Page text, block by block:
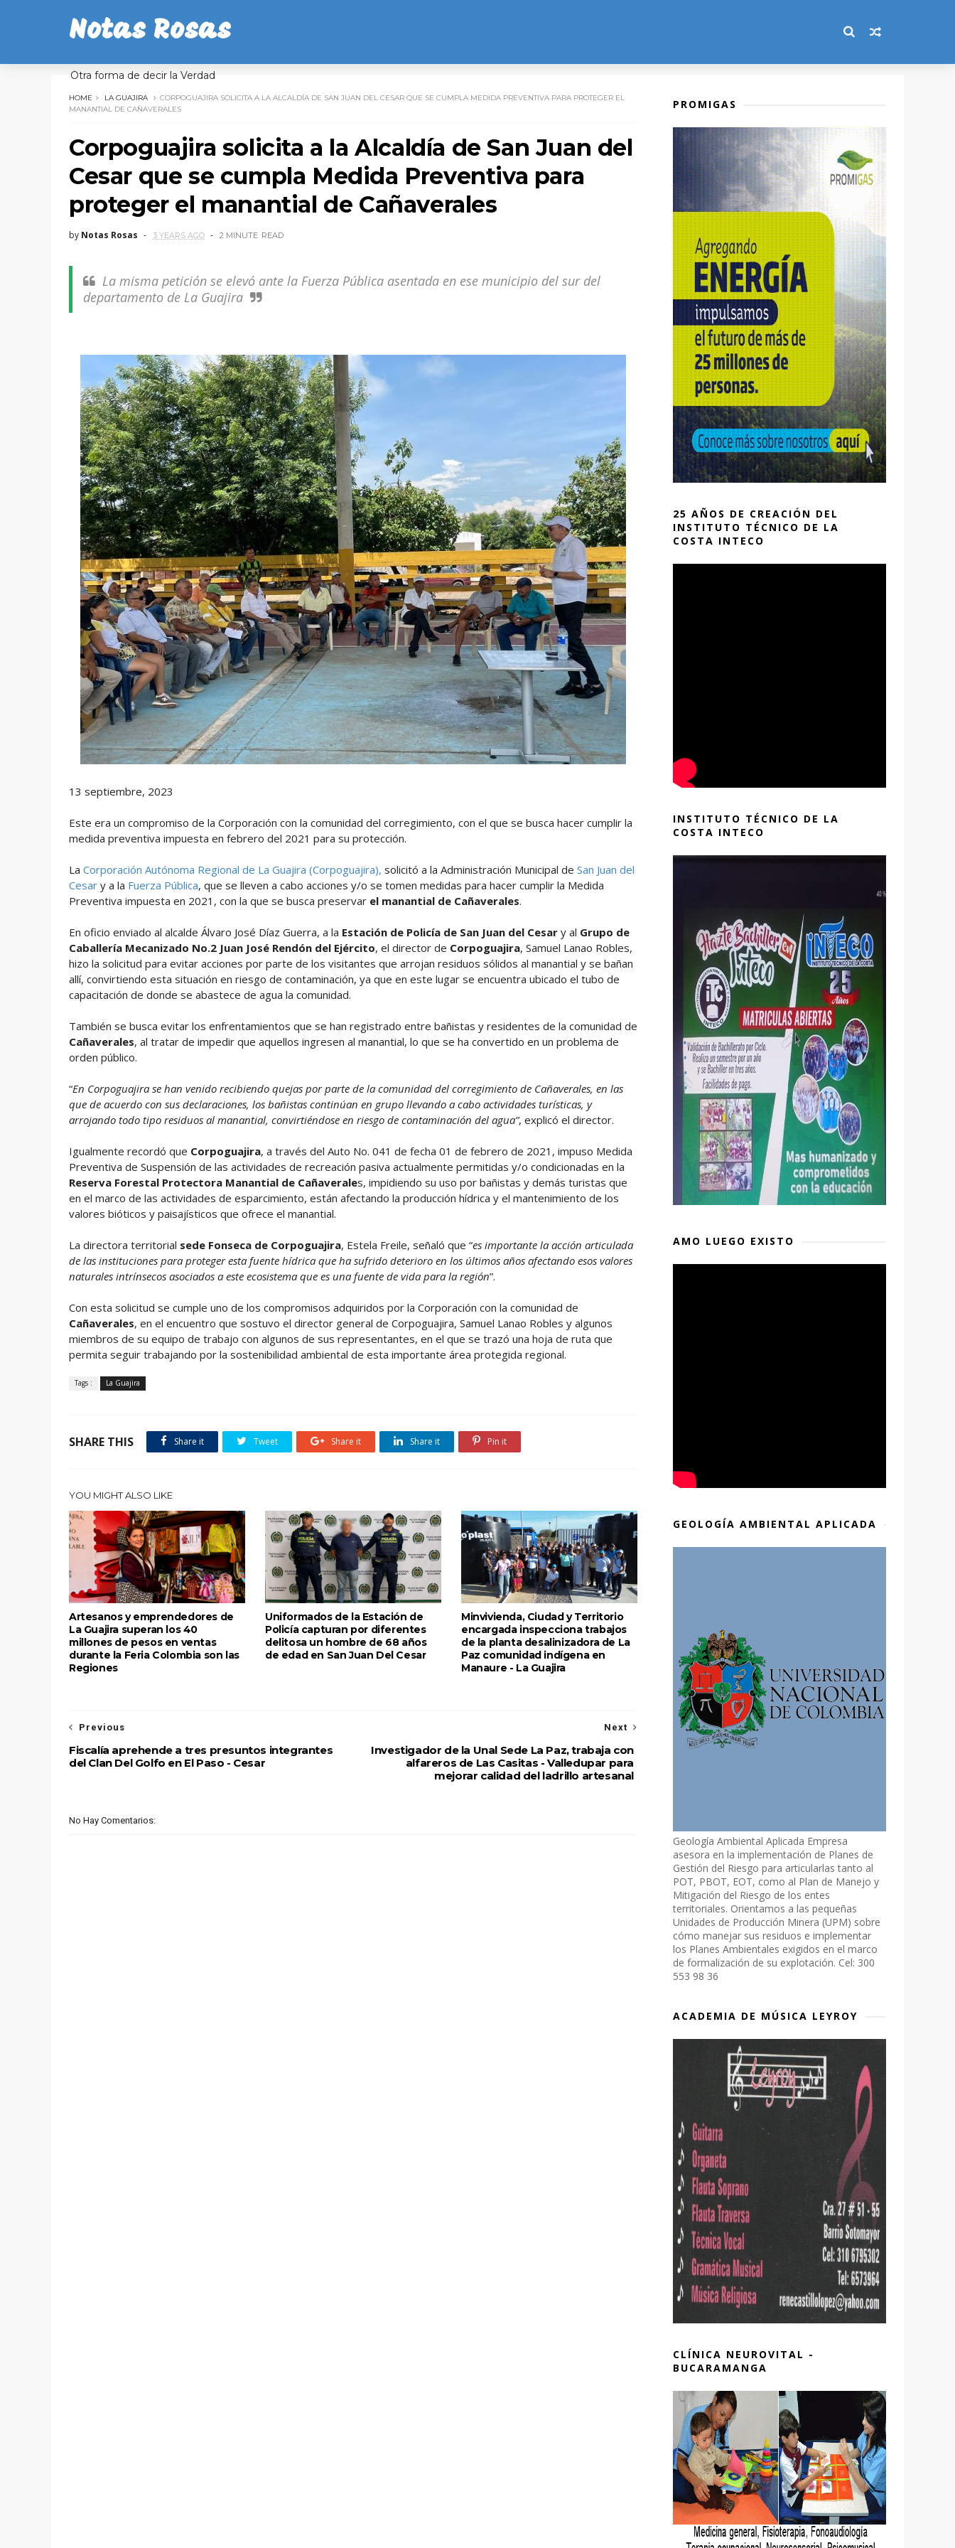
Notas Rosas
Otra forma de decir la Verdad
HOME LA GUAJIRA
CORPOGUAJIRA SOLICITA A LA ALCALDÍA DE SAN JUAN DEL CESAR QUE SE CUMPLA MEDIDA PREVENTIVA PARA PROTEGER EL
MANANTIAL DE CAÑAVERALES
Corpoguajira solicita a la Alcaldía de San Juan del
Cesar que se cumpla Medida Preventiva para
proteger el manantial de Cañaverales
by Notas Rosas 3 YEARS AGO 2 MINUTE READ
La misma petición se elevó ante la Fuerza Pública asentada en ese municipio del sur del
departamento de La Guajira
13 septiembre, 2023
Este era un compromiso de la Corporación con la comunidad del corregimiento, con el que se busca hacer cumplir la
medida preventiva impuesta en febrero del 2021 para su protección.
La Corporación Autónoma Regional de La Guajira (Corpoguajira), solicitó a la Administración Municipal de San Juan del
Cesar y a la Fuerza Pública, que se lleven a cabo acciones y/o se tomen medidas para hacer cumplir la Medida
Preventiva impuesta en 2021, con la que se busca preservar el manantial de Cañaverales.
En oficio enviado al alcalde Álvaro José Díaz Guerra, a la Estación de Policía de San Juan del Cesar y al Grupo de
Caballería Mecanizado No.2 Juan José Rendón del Ejército, el director de Corpoguajira, Samuel Lanao Robles,
hizo la solicitud para evitar acciones por parte de los visitantes que arrojan residuos sólidos al manantial y se bañan
allí, convirtiendo esta situación en riesgo de contaminación, ya que en este lugar se encuentra ubicado el tubo de
capacitación de donde se abastece de agua la comunidad.
También se busca evitar los enfrentamientos que se han registrado entre bañistas y residentes de la comunidad de
Cañaverales, al tratar de impedir que aquellos ingresen al manantial, lo que se ha convertido en un problema de
orden público.
“En Corpoguajira se han venido recibiendo quejas por parte de la comunidad del corregimiento de Cañaverales, en las
que de acuerdo con sus declaraciones, los bañistas continúan en grupo llevando a cabo actividades turísticas, y
arrojando todo tipo residuos al manantial, convirtiéndose en riesgo de contaminación del agua”, explicó el director.
Igualmente recordó que Corpoguajira, a través del Auto No. 041 de fecha 01 de febrero de 2021, impuso Medida
Preventiva de Suspensión de las actividades de recreación pasiva actualmente permitidas y/o condicionadas en la
Reserva Forestal Protectora Manantial de Cañaverales, impidiendo su uso por bañistas y demás turistas que
en el marco de las actividades de esparcimiento, están afectando la producción hídrica y el mantenimiento de los
valores bióticos y paisajísticos que ofrece el manantial.
La directora territorial sede Fonseca de Corpoguajira, Estela Freile, señaló que “es importante la acción articulada
de las instituciones para proteger esta fuente hídrica que ha sufrido deterioro en los últimos años afectando esos valores
naturales intrínsecos asociados a este ecosistema que es una fuente de vida para la región”.
Con esta solicitud se cumple uno de los compromisos adquiridos por la Corporación con la comunidad de
Cañaverales, en el encuentro que sostuvo el director general de Corpoguajira, Samuel Lanao Robles y algunos
miembros de su equipo de trabajo con algunos de sus representantes, en el que se trazó una hoja de ruta que
permita seguir trabajando por la sostenibilidad ambiental de esta importante área protegida regional.
Tags : La Guajira
SHARE THIS Share it Tweet Share it Share it Pin it
YOU MIGHT ALSO LIKE
Artesanos y emprendedores de
La Guajira superan los 40
millones de pesos en ventas
durante la Feria Colombia son las
Regiones
Uniformados de la Estación de
Policía capturan por diferentes
delitosa un hombre de 68 años
de edad en San Juan Del Cesar
Minvivienda, Ciudad y Territorio
encargada inspecciona trabajos
de la planta desalinizadora de La
Paz comunidad indígena en
Manaure - La Guajira
Next
Investigador de la Unal Sede La Paz, trabaja con
alfareros de Las Casitas - Valledupar para
mejorar calidad del ladrillo artesanal
Previous
Fiscalía aprehende a tres presuntos integrantes
del Clan Del Golfo en El Paso - Cesar
No Hay Comentarios:
PROMIGAS
25 AÑOS DE CREACIÓN DEL
INSTITUTO TÉCNICO DE LA
COSTA INTECO
INSTITUTO TÉCNICO DE LA
COSTA INTECO
AMO LUEGO EXISTO
GEOLOGÍA AMBIENTAL APLICADA
Geología Ambiental Aplicada Empresa
asesora en la implementación de Planes de
Gestión del Riesgo para articularlas tanto al
POT, PBOT, EOT, como al Plan de Manejo y
Mitigación del Riesgo de los entes
territoriales. Orientamos a las pequeñas
Unidades de Producción Minera (UPM) sobre
cómo manejar sus residuos e implementar
los Planes Ambientales exigidos en el marco
de formalización de su explotación. Cel: 300
553 98 36
ACADEMIA DE MÚSICA LEYROY
CLÍNICA NEUROVITAL -
BUCARAMANGA